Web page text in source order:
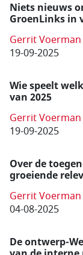
Niets nieuws
GroenLinks in
Gerrit Voerman
19-09-2025
Wie speelt
van 2025
Gerrit Voerman
19-09-2025
Over de
groeiende
Gerrit Voerman
04-08-2025
De ontwerp-